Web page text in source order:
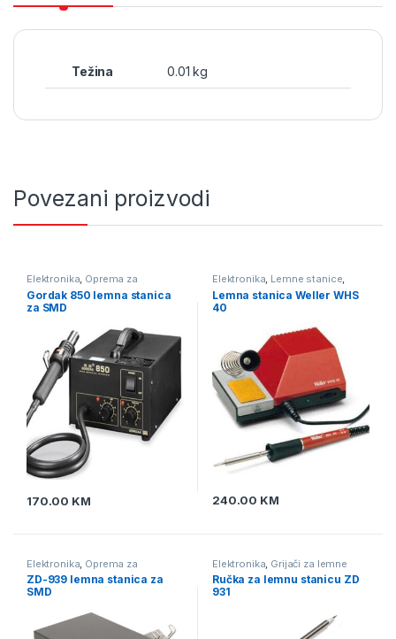
Težina 0.01 kg
Povezani proizvodi
Elektronika, Oprema za
lemljenje ,Puhaljke - lemne
stanice za SMD
Gordak 850 lemna stanica
za SMD
170.00 KM
Elektronika, Lemne stanice,
Oprema za lemljenje
Lemna stanica Weller WHS
40
240.00 KM
Elektronika Oprema za
lemljenje , Puhaljke - lemne
stanice za SMD
ZD-939 lemna stanica za
SMD
Elektronika Grijači za lemne
stanice Lemne stanice, Oprema
za lemljenje,Pomagala i alat za
lemljenje
Ručka za lemnu stanicu ZD
931